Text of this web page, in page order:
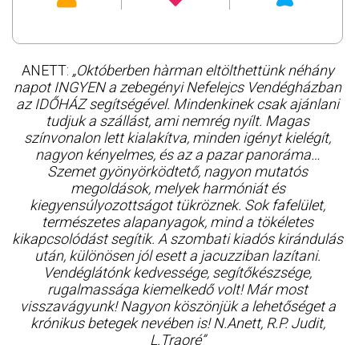
ANETT: „Októberben hàrman eltölthettünk néhány
napot INGYEN a zebegényi Nefelejcs Vendégházban
az IDŐHÁZ segítségével. Mindenkinek csak ajánlani
tudjuk a szállást, ami nemrég nyílt. Magas
színvonalon lett kialakítva, minden igényt kielégít,
nagyon kényelmes, és az a pazar panoráma…
Szemet gyönyörködtető, nagyon mutatós
megoldások, melyek harmóniát és
kiegyensúlyozottságot tükröznek. Sok fafelület,
természetes alapanyagok, mind a tökéletes
kikapcsolódást segítik. A szombati kiadós kirándulás
után, különösen jól esett a jacuzziban lazítani.
Vendéglátónk kedvessége, segítőkészsége,
rugalmassága kiemelkedő volt! Már most
visszavágyunk! Nagyon köszönjük a lehetőséget a
krónikus betegek nevében is! N.Anett, R.P. Judit,
L.Traoré”